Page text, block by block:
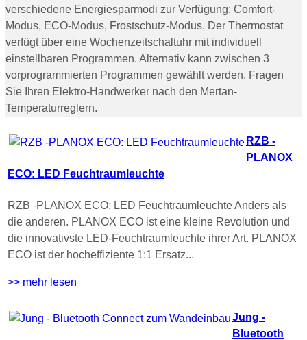
verschiedene Energiesparmodi zur Verfügung: Comfort-
Modus, ECO-Modus, Frostschutz-Modus. Der Thermostat
verfügt über eine Wochenzeitschaltuhr mit individuell
einstellbaren Programmen. Alternativ kann zwischen 3
vorprogrammierten Programmen gewählt werden. Fragen
Sie Ihren Elektro-Handwerker nach den Mertan-
Temperaturreglern.
RZB -
PLANOX
ECO: LED Feuchtraumleuchte
RZB -PLANOX ECO: LED Feuchtraumleuchte Anders als
die anderen. PLANOX ECO ist eine kleine Revolution und
die innovativste LED-Feuchtraumleuchte ihrer Art. PLANOX
ECO ist der hocheffiziente 1:1 Ersatz...
>> mehr lesen
Jung -
Bluetooth